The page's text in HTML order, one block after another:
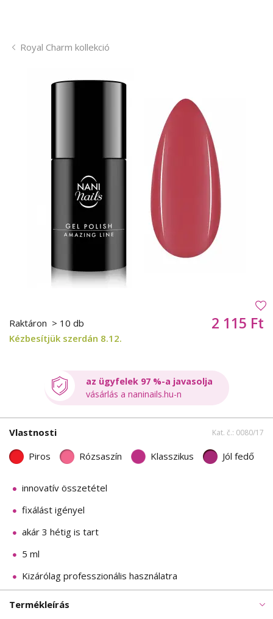
Royal Charm kollekció
Raktáron > 10 db
Kézbesítjük szerdán 8.12.
2 115 Ft
az ügyfelek 97 %-a javasolja
vásárlás a naninails.hu-n
Vlastnosti Kat. č.: 0080/17
Piros Rózsaszín Klasszikus Jól fedő
innovatív összetétel
fixálást igényel
akár 3 hétig is tart
5 ml
Kizárólag professzionális használatra
Termékleírás